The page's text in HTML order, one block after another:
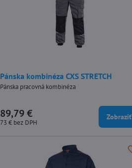
Pánska kombinéza CXS STRETCH
Pánska pracovná kombinéza
89,79 €
73 € bez DPH
Zobraziť